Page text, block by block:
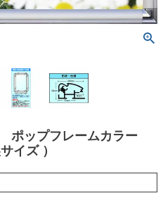
ポップフレームカラー
イズ ）